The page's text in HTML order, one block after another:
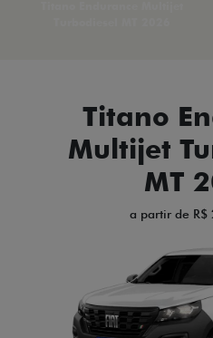
Titano
Multijet
MT
a partir de R$